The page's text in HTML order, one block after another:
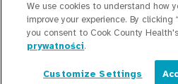
Skontaktuj się z
Skontaktuj się z nami
We use cookies to understand how
improve your experience. By clicking
you consent to Cook County Health's
prywatności.
Customize Settings